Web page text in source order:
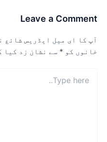
Leave a
کا ای میل ایڈریس شائع
کو *سے نشان زد کیا گیا